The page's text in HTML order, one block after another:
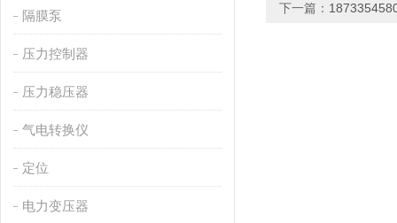
隔膜泵
压力控制器
压力稳压器
气电转换仪
定位
电力变压器
下一篇：